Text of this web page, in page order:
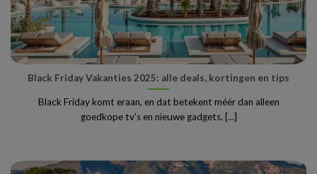
Black Friday Vakanties 2025: alle deals, kortingen en tips
Black Friday komt eraan, en dat betekent méér dan alleen
goedkope tv’s en nieuwe gadgets. [...]